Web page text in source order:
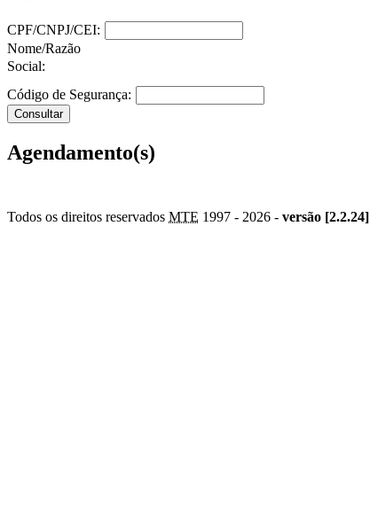
CPF/CNPJ/CEI:
Nome/Razão
Social:
Código de Segurança:
Agendamento(s)
Todos os direitos reservados MTE 1997 - 2026 - versão [2.2.24]